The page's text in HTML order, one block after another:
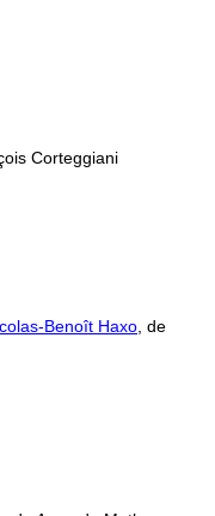
Corteggiani
Benoît Haxo , de